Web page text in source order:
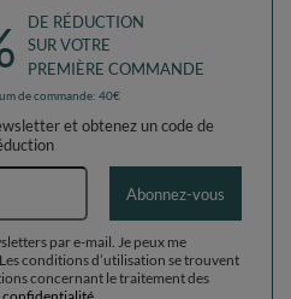
DE RÉDUCTION
SUR VOTRE
PREMIÈRE COMMANDE
de commande: 40€
et obtenez un code de
Adresse e-mail
Abonnez-vous
par e-mail. Je peux me
conditions d’utilisation se trouvent
concernant le traitement des